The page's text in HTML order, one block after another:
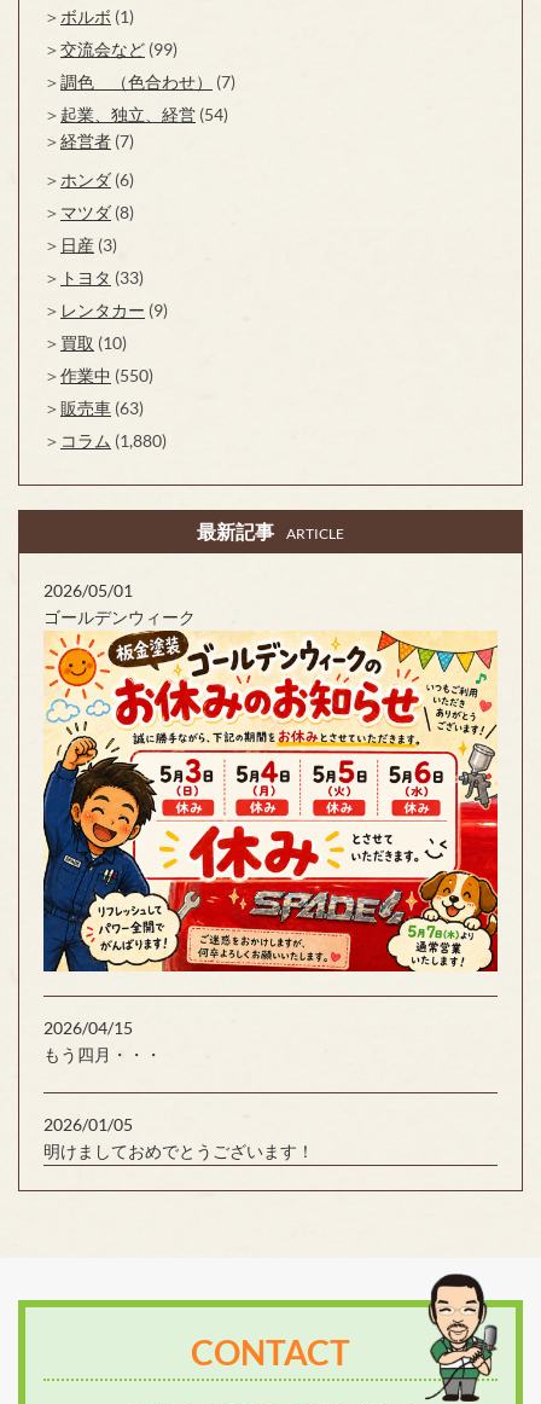
ボルボ (1)
交流会など (99)
調色 （色合わせ）
(7)
起業、独立、経営 (54)
経営者 (7)
ホンダ (6)
マツダ (8)
日産 (3)
トヨタ (33)
レンタカー (9)
買取 (10)
作業中 (550)
販売車 (63)
コラム (1,880)
最新記事 ARTICLE
2026/05/01
ゴールデンウィーク
2026/04/15
もう四月・・・
2026/01/05
明けましておめでとうございます！
CONTACT